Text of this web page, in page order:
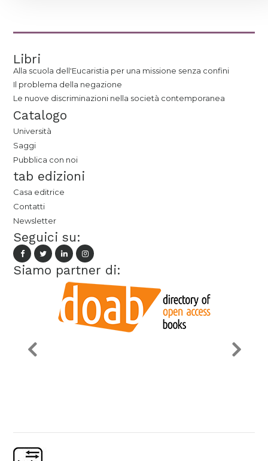
Libri
Alla scuola dell'Eucaristia per una missione senza confini
Il problema della negazione
Le nuove discriminazioni nella società contemporanea
Catalogo
Università
Saggi
Pubblica con noi
tab edizioni
Casa editrice
Contatti
Newsletter
Seguici su:
Siamo partner di: